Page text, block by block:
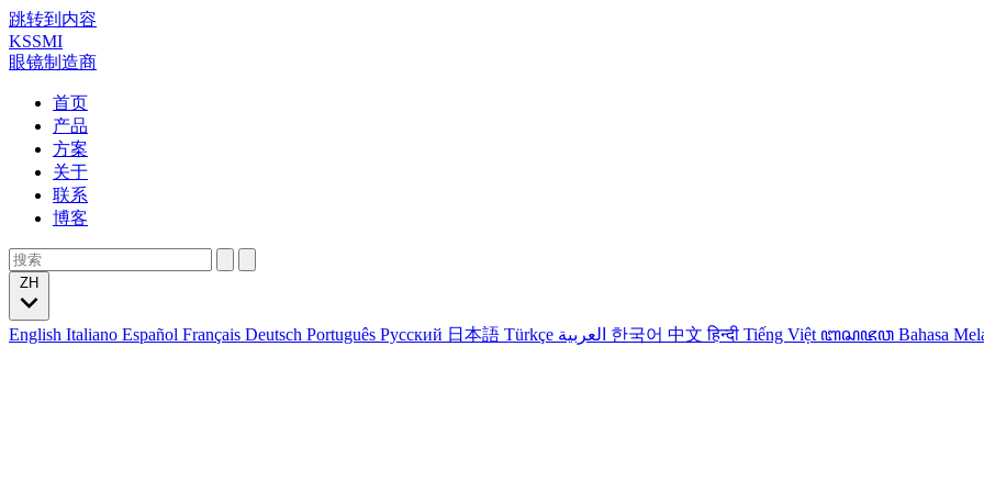
跳转到内容
KSSMI
眼镜制造商
首页
产品
方案
关于
联系
博客
English Italiano Español Français Deutsch Português Русский 日本語 Türkçe 한국어 中文हिन्दी Tiếng Việt ꦧꦱꦗꦮ Bahasa